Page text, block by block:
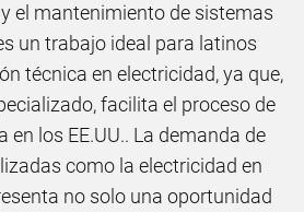
el mantenimiento de sistemas
un trabajo ideal para latinos
técnica en electricidad, ya que,
facilita el proceso de
en los EE.UU.. La demanda de
como la electricidad en
no solo una oportunidad